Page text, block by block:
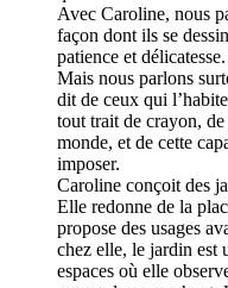
Avec Caroline, nous
façon dont ils se
patience et délicatesse.
Mais nous parlons
dit de ceux qui
tout trait de crayon, de
monde, et de cette
imposer.
Caroline conçoit des
Elle redonne de la
propose des usages
chez elle, le jardin est
espaces où elle